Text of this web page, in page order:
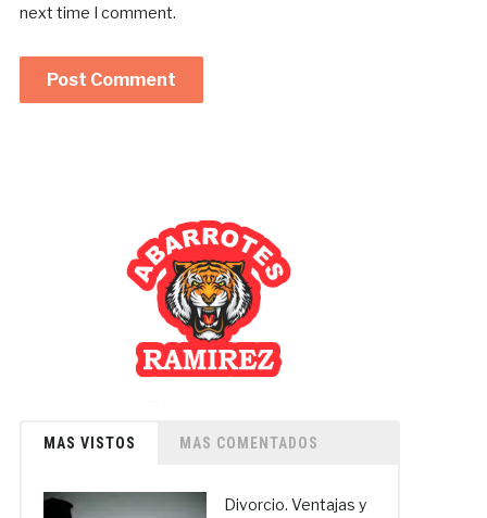
next time I comment.
MAS VISTOS MAS COMENTADOS
Divorcio. Ventajas y